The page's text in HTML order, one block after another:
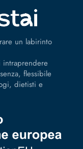
un labirinto
intraprendere
flessibile
dietisti e